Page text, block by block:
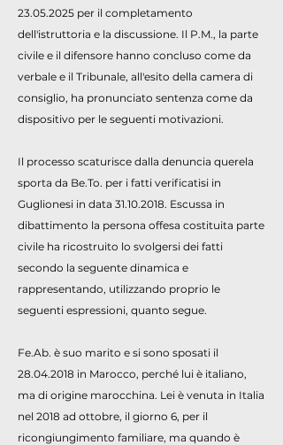
23.05.2025 per il completamento
dell'istruttoria e la discussione. Il P.M., la parte
civile e il difensore hanno concluso come da
verbale e il Tribunale, all'esito della camera di
consiglio, ha pronunciato sentenza come da
dispositivo per le seguenti motivazioni.
Il processo scaturisce dalla denuncia querela
sporta da Be.To. per i fatti verificatisi in
Guglionesi in data 31.10.2018. Escussa in
dibattimento la persona offesa costituita parte
civile ha ricostruito lo svolgersi dei fatti
secondo la seguente dinamica e
rappresentando, utilizzando proprio le
seguenti espressioni, quanto segue.
Fe.Ab. è suo marito e si sono sposati il
28.04.2018 in Marocco, perché lui è italiano,
ma di origine marocchina. Lei è venuta in Italia
nel 2018 ad ottobre, il giorno 6, per il
ricongiungimento familiare, ma quando è